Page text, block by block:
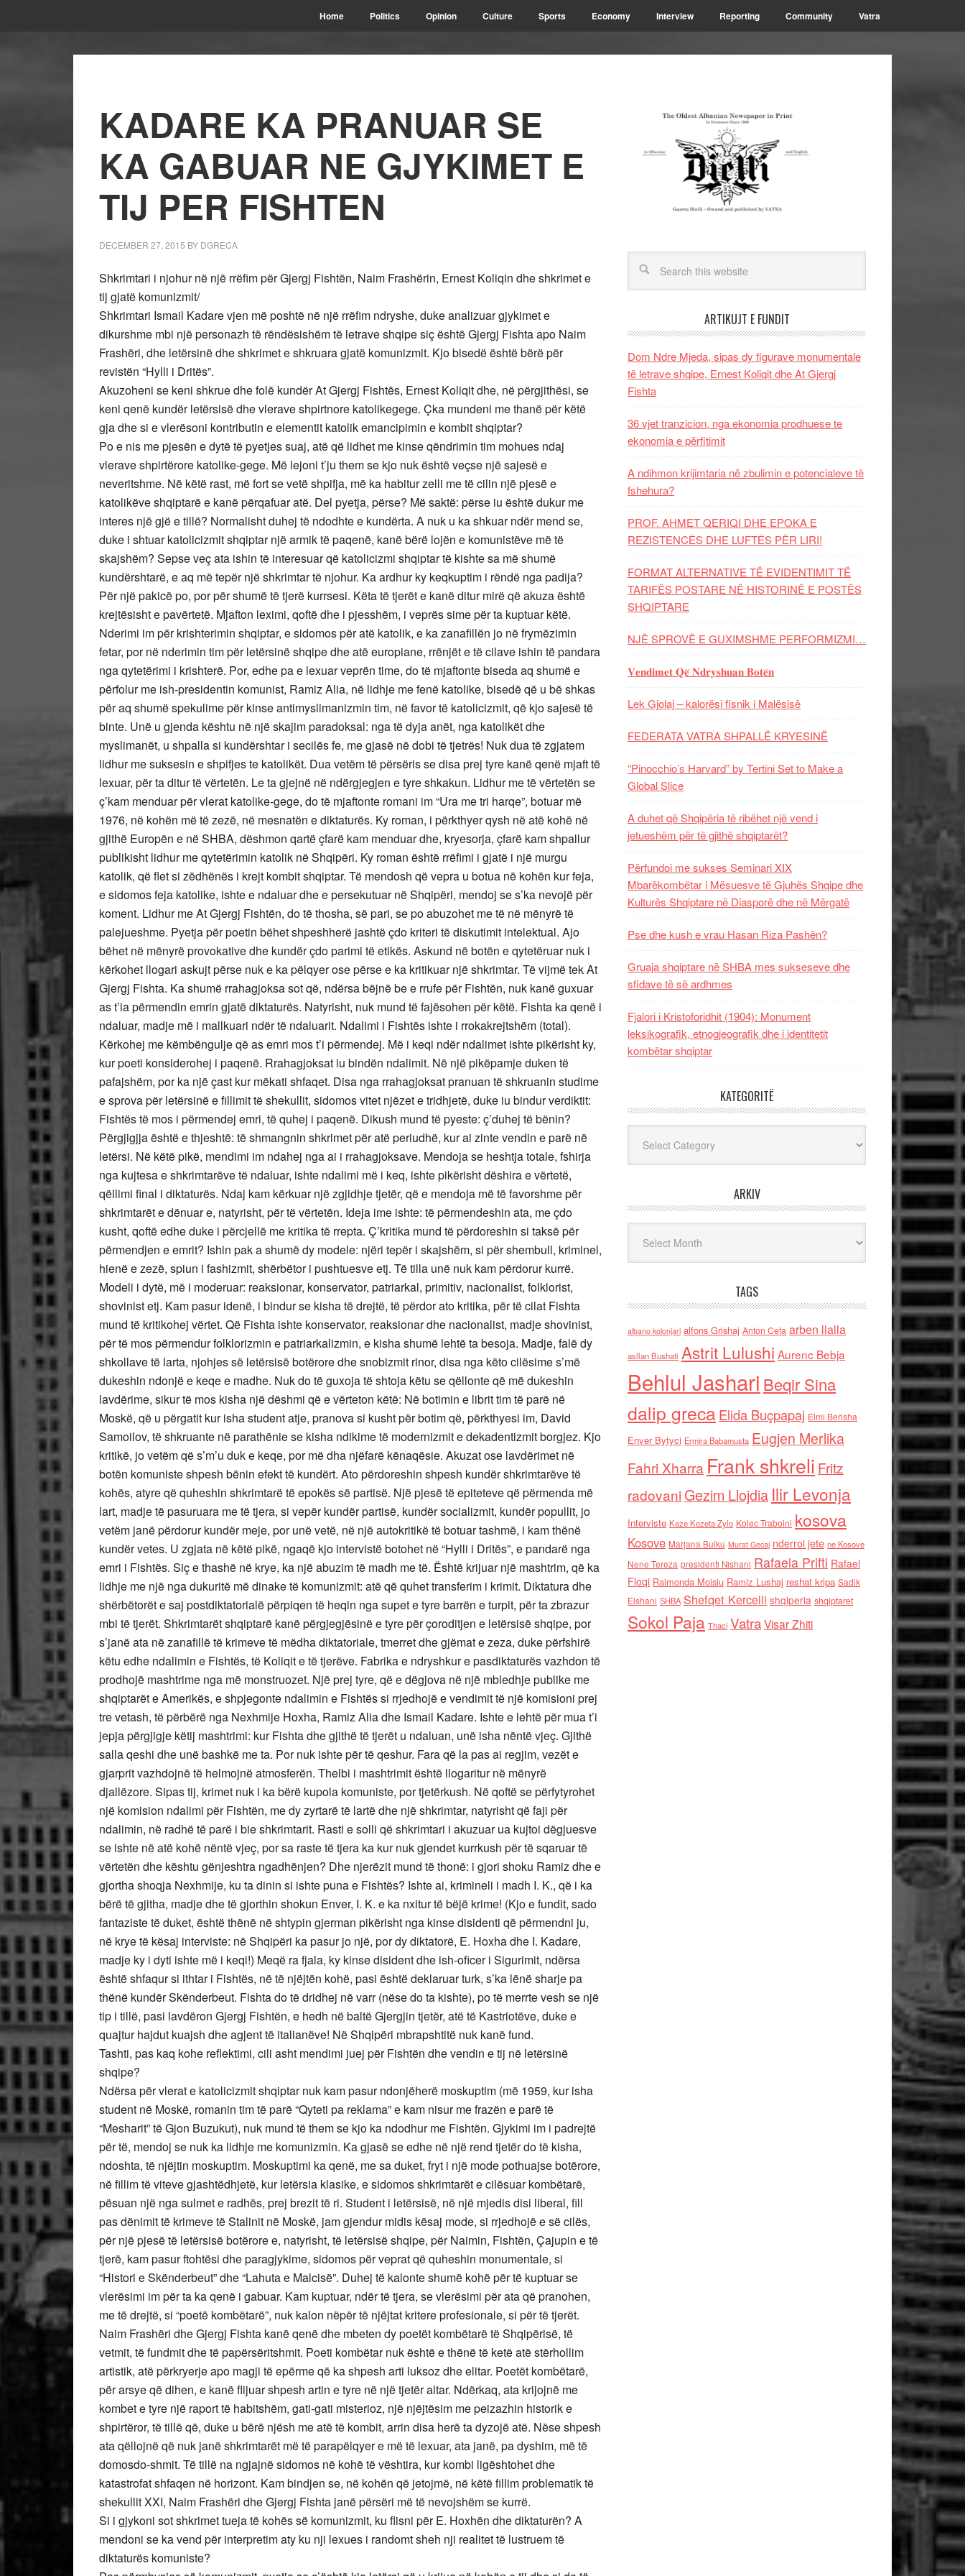
Home Politics Opinion Culture Sports Economy Interview Reporting Community Vatra
KADARE KA PRANUAR SE
KA GABUAR NE GJYKIMET E
TIJ PER FISHTEN
DECEMBER 27, 2015 BY DGRECA
Shkrimtari i njohur në një rrëfim për Gjergj Fishtën, Naim Frashërin, Ernest Koliqin dhe shkrimet e
tij gjatë komunizmit/
Shkrimtari Ismail Kadare vjen më poshtë në një rrëfim ndryshe, duke analizuar gjykimet e
dikurshme mbi një personazh të rëndësishëm të letrave shqipe siç është Gjergj Fishta apo Naim
Frashëri, dhe letërsinë dhe shkrimet e shkruara gjatë komunizmit. Kjo bisedë është bërë për
revistën “Hylli i Dritës”.
Akuzoheni se keni shkrue dhe folë kundër At Gjergj Fishtës, Ernest Koliqit dhe, në përgjithësi, se
keni qenë kundër letërsisë dhe vlerave shpirtnore katolikegege. Çka mundeni me thanë për këtë
gja dhe si e vlerësoni kontributin e elementit katolik emancipimin e kombit shqiptar?
Po e nis me pjesën e dytë të pyetjes suaj, atë që lidhet me kinse qëndrimin tim mohues ndaj
vlerave shpirtërore katolike-gege. Më lejoni t’ju them se kjo nuk është veçse një sajesë e
neveritshme. Në këtë rast, më fort se vetë shpifja, më ka habitur zelli me të cilin një pjesë e
katolikëve shqiptarë e kanë përqafuar atë. Del pyetja, përse? Më saktë: përse iu është dukur me
interes një gjë e tillë? Normalisht duhej të ndodhte e kundërta. A nuk u ka shkuar ndër mend se,
duke i shtuar katolicizmit shqiptar një armik të paqenë, kanë bërë lojën e komunistëve më të
skajshëm? Sepse veç ata ishin të interesuar që katolicizmi shqiptar të kishte sa më shumë
kundërshtarë, e aq më tepër një shkrimtar të njohur. Ka ardhur ky keqkuptim i rëndë nga padija?
Për një pakicë po, por për shumë të tjerë kurrsesi. Këta të tjerët e kanë ditur mirë që akuza është
krejtësisht e pavërtetë. Mjafton leximi, qoftë dhe i pjesshëm, i veprës sime për ta kuptuar këtë.
Nderimi im për krishterimin shqiptar, e sidomos për atë katolik, e ka zanafillën jo në frymëzimin
fetar, por në nderimin tim për letërsinë shqipe dhe atë europiane, rrënjët e të cilave ishin të pandara
nga qytetërimi i krishterë. Por, edhe pa e lexuar veprën time, do të mjaftonte biseda aq shumë e
përfolur me ish-presidentin komunist, Ramiz Alia, në lidhje me fenë katolike, bisedë që u bë shkas
për aq shumë spekulime për kinse antimyslimanizmin tim, në favor të katolicizmit, që kjo sajesë të
binte. Unë u gjenda kështu në një skajim paradoksal: nga të dyja anët, nga katolikët dhe
myslimanët, u shpalla si kundërshtar i secilës fe, me gjasë në dobi të tjetrës! Nuk dua të zgjatem
lidhur me suksesin e shpifjes te katolikët. Dua vetëm të përsëris se disa prej tyre kanë qenë mjaft të
lexuar, për ta ditur të vërtetën. Le ta gjejnë në ndërgjegjen e tyre shkakun. Lidhur me të vërtetën se
ç’kam menduar për vlerat katolike-gege, do të mjaftonte romani im “Ura me tri harqe”, botuar më
1976, në kohën më të zezë, në mesnatën e diktaturës. Ky roman, i përkthyer qysh në atë kohë në
gjithë Europën e në SHBA, dëshmon qartë çfarë kam menduar dhe, kryesorja, çfarë kam shpallur
publikisht lidhur me qytetërimin katolik në Shqipëri. Ky roman është rrëfimi i gjatë i një murgu
katolik, që flet si zëdhënës i krejt kombit shqiptar. Të mendosh që vepra u botua në kohën kur feja,
e sidomos feja katolike, ishte e ndaluar dhe e persekutuar në Shqipëri, mendoj se s’ka nevojë për
koment. Lidhur me At Gjergj Fishtën, do të thosha, së pari, se po abuzohet me të në mënyrë të
palejueshme. Pyetja për poetin bëhet shpeshherë jashtë çdo kriteri të diskutimit intelektual. Ajo
bëhet në mënyrë provokative dhe kundër çdo parimi të etikës. Askund në botën e qytetëruar nuk i
kërkohet llogari askujt përse nuk e ka pëlqyer ose përse e ka kritikuar një shkrimtar. Të vijmë tek At
Gjergj Fishta. Ka shumë rrahagjoksa sot që, ndërsa bëjnë be e rrufe për Fishtën, nuk kanë guxuar
as t’ia përmendin emrin gjatë diktaturës. Natyrisht, nuk mund të fajësohen për këtë. Fishta ka qenë i
ndaluar, madje më i mallkuari ndër të ndaluarit. Ndalimi i Fishtës ishte i rrokakrejtshëm (total).
Kërkohej me këmbëngulje që as emri mos t’i përmendej. Më i keqi ndër ndalimet ishte pikërisht ky,
kur poeti konsiderohej i paqenë. Rrahagjoksat iu bindën ndalimit. Në një pikëpamje duken të
pafajshëm, por ka një çast kur mëkati shfaqet. Disa nga rrahagjoksat pranuan të shkruanin studime
e sprova për letërsinë e fillimit të shekullit, sidomos vitet njëzet e tridhjetë, duke iu bindur verdiktit:
Fishtës të mos i përmendej emri, të quhej i paqenë. Dikush mund të pyeste: ç’duhej të bënin?
Përgjigjja është e thjeshtë: të shmangnin shkrimet për atë periudhë, kur ai zinte vendin e parë në
letërsi. Në këtë pikë, mendimi im ndahej nga ai i rrahagjoksave. Mendoja se heshtja totale, fshirja
nga kujtesa e shkrimtarëve të ndaluar, ishte ndalimi më i keq, ishte pikërisht dëshira e vërtetë,
qëllimi final i diktaturës. Ndaj kam kërkuar një zgjidhje tjetër, që e mendoja më të favorshme për
shkrimtarët e dënuar e, natyrisht, për të vërtetën. Ideja ime ishte: të përmendeshin ata, me çdo
kusht, qoftë edhe duke i përcjellë me kritika të rrepta. Ç’kritika mund të përdoreshin si taksë për
përmendjen e emrit? Ishin pak a shumë dy modele: njëri tepër i skajshëm, si për shembull, kriminel,
hienë e zezë, spiun i fashizmit, shërbëtor i pushtuesve etj. Të tilla unë nuk kam përdorur kurrë.
Modeli i dytë, më i moderuar: reaksionar, konservator, patriarkal, primitiv, nacionalist, folklorist,
shovinist etj. Kam pasur idenë, i bindur se kisha të drejtë, të përdor ato kritika, për të cilat Fishta
mund të kritikohej vërtet. Që Fishta ishte konservator, reaksionar dhe nacionalist, madje shovinist,
për të mos përmendur folklorizmin e patriarkalizmin, e kisha shumë lehtë ta besoja. Madje, falë dy
shkollave të larta, njohjes së letërsisë botërore dhe snobizmit rinor, disa nga këto cilësime s’më
dukeshin ndonjë e keqe e madhe. Nuk do të guxoja të shtoja këtu se qëllonte që më dukeshin
lavdërime, sikur të mos kisha një dëshmi që e vërteton këtë: Në botimin e librit tim të parë në
Moskë, që u përgatit kur isha student atje, pranova si kusht për botim që, përkthyesi im, David
Samoilov, të shkruante në parathënie se kisha ndikime të modernizmit e dekadentizmit borgjez. Kjo
kritikë, jo vetëm që s’m’u duk e keqe, por më dha njëfarë kënaqësie. Akuzat ose lavdërimet në
botën komuniste shpesh bënin efekt të kundërt. Ato përdoreshin shpesh kundër shkrimtarëve të
kohës, atyre që quheshin shkrimtarë të epokës së partisë. Një pjesë të epiteteve që përmenda më
lart, madje të pasuruara me të tjera, si vepër kundër partisë, kundër socializmit, kundër popullit, jo
vetëm janë përdorur kundër meje, por unë vetë, në një autokritikë të botuar tashmë, i kam thënë
kundër vetes. U zgjata në këtë pikë, ngaqë kjo intervistë botohet në “Hylli i Dritës”, e pandarë nga
emri i Fishtës. Siç e thashë në krye, ka një abuzim të madh me të. Është krijuar një mashtrim, që ka
lidhje me një nga dukuritë më dinake të komunizmit: atë që quhet transferim i krimit. Diktatura dhe
shërbëtorët e saj postdiktatorialë përpiqen të heqin nga supet e tyre barrën e turpit, për ta zbrazur
mbi të tjerët. Shkrimtarët shqiptarë kanë përgjegjësinë e tyre për çoroditjen e letërsisë shqipe, por
s’janë ata në zanafillë të krimeve të mëdha diktatoriale, tmerret dhe gjëmat e zeza, duke përfshirë
këtu edhe ndalimin e Fishtës, të Koliqit e të tjerëve. Fabrika e ndryshkur e pasdiktaturës vazhdon të
prodhojë mashtrime nga më monstruozet. Një prej tyre, që e dëgjova në një mbledhje publike me
shqiptarët e Amerikës, e shpjegonte ndalimin e Fishtës si rrjedhojë e vendimit të një komisioni prej
tre vetash, të përbërë nga Nexhmije Hoxha, Ramiz Alia dhe Ismail Kadare. Ishte e lehtë për mua t’i
jepja përgjigje këtij mashtrimi: kur Fishta dhe gjithë të tjerët u ndaluan, unë isha nëntë vjeç. Gjithë
salla qeshi dhe unë bashkë me ta. Por nuk ishte për të qeshur. Fara që la pas ai regjim, vezët e
gjarprit vazhdojnë të helmojnë atmosferën. Thelbi i mashtrimit është llogaritur në mënyrë
djallëzore. Sipas tij, krimet nuk i ka bërë kupola komuniste, por tjetërkush. Në qoftë se përfytyrohet
një komision ndalimi për Fishtën, me dy zyrtarë të lartë dhe një shkrimtar, natyrisht që faji për
ndalimin, në radhë të parë i bie shkrimtarit. Rasti e solli që shkrimtari i akuzuar ua kujtoi dëgjuesve
se ishte në atë kohë nëntë vjeç, por sa raste të tjera ka kur nuk gjendet kurrkush për të sqaruar të
vërtetën dhe kështu gënjeshtra ngadhënjen? Dhe njerëzit mund të thonë: i gjori shoku Ramiz dhe e
gjortha shoqja Nexhmije, ku ta dinin si ishte puna e Fishtës? Ishte ai, krimineli i madh I. K., që i ka
bërë të gjitha, madje dhe të gjorthin shokun Enver, I. K. e ka nxitur të bëjë krime! (Kjo e fundit, sado
fantaziste të duket, është thënë në shtypin gjerman pikërisht nga kinse disidenti që përmendni ju,
në krye të kësaj interviste: në Shqipëri ka pasur jo një, por dy diktatorë, E. Hoxha dhe I. Kadare,
madje ky i dyti ishte më i keqi!) Meqë ra fjala, ky kinse disident dhe ish-oficer i Sigurimit, ndërsa
është shfaqur si ithtar i Fishtës, në të njëjtën kohë, pasi është deklaruar turk, s’ka lënë sharje pa
thënë kundër Skënderbeut. Fishta do të dridhej në varr (nëse do ta kishte), po të merrte vesh se një
tip i tillë, pasi lavdëron Gjergj Fishtën, e hedh në baltë Gjergjin tjetër, atë të Kastriotëve, duke e
quajtur hajdut kuajsh dhe agjent të italianëve! Në Shqipëri mbrapshtitë nuk kanë fund.
Tashti, pas kaq kohe reflektimi, cili asht mendimi juej për Fishtën dhe vendin e tij në letërsinë
shqipe?
Ndërsa për vlerat e katolicizmit shqiptar nuk kam pasur ndonjëherë moskuptim (më 1959, kur isha
student në Moskë, romanin tim të parë “Qyteti pa reklama” e kam nisur me frazën e parë të
“Mesharit” të Gjon Buzukut), nuk mund të them se kjo ka ndodhur me Fishtën. Gjykimi im i padrejtë
për të, mendoj se nuk ka lidhje me komunizmin. Ka gjasë se edhe në një rend tjetër do të kisha,
ndoshta, të njëjtin moskuptim. Moskuptimi ka qenë, me sa duket, fryt i një mode pothuajse botërore,
në fillim të viteve gjashtëdhjetë, kur letërsia klasike, e sidomos shkrimtarët e cilësuar kombëtarë,
pësuan një nga sulmet e radhës, prej brezit të ri. Student i letërsisë, në një mjedis disi liberal, fill
pas dënimit të krimeve të Stalinit në Moskë, jam gjendur midis kësaj mode, si rrjedhojë e së cilës,
për një pjesë të letërsisë botërore e, natyrisht, të letërsisë shqipe, për Naimin, Fishtën, Çajupin e të
tjerë, kam pasur ftohtësi dhe paragjykime, sidomos për veprat që quheshin monumentale, si
“Histori e Skënderbeut” dhe “Lahuta e Malcisë”. Duhej të kalonte shumë kohë për të kuptuar se
vlerësimi im për ta ka qenë i gabuar. Kam kuptuar, ndër të tjera, se vlerësimi për ata që pranohen,
me të drejtë, si “poetë kombëtarë”, nuk kalon nëpër të njëjtat kritere profesionale, si për të tjerët.
Naim Frashëri dhe Gjergj Fishta kanë qenë dhe mbeten dy poetët kombëtarë të Shqipërisë, të
vetmit, të fundmit dhe të papërsëritshmit. Poeti kombëtar nuk është e thënë të ketë atë stërhollim
artistik, atë përkryerje apo magji të epërme që ka shpesh arti luksoz dhe elitar. Poetët kombëtarë,
për arsye që dihen, e kanë flijuar shpesh artin e tyre në një tjetër altar. Ndërkaq, ata krijojnë me
kombet e tyre një raport të habitshëm, gati-gati misterioz, një njëjtësim me peizazhin historik e
shpirtëror, të tillë që, duke u bërë njësh me atë të kombit, arrin disa herë ta dyzojë atë. Nëse shpesh
ata qëllojnë që nuk janë shkrimtarët më të parapëlqyer e më të lexuar, ata janë, pa dyshim, më të
domosdo-shmit. Të tillë na ngjajnë sidomos në kohë të vështira, kur kombi ligështohet dhe
katastrofat shfaqen në horizont. Kam bindjen se, në kohën që jetojmë, në këtë fillim problematik të
shekullit XXI, Naim Frashëri dhe Gjergj Fishta janë përsëri më të nevojshëm se kurrë.
Si i gjykoni sot shkrimet tueja të kohës së komunizmit, ku flisni për E. Hoxhën dhe diktaturën? A
mendoni se ka vend për interpretim aty ku nji lexues i randomt sheh nji realitet të lustruem të
diktaturës komuniste?
ARTIKUJT E FUNDIT
Dom Ndre Mjeda, sipas dy figurave monumentale
të letrave shqipe, Ernest Koliqit dhe At Gjergj
Fishta
36 vjet tranzicion, nga ekonomia prodhuese te
ekonomia e përfitimit
A ndihmon krijimtaria në zbulimin e potencialeve të
fshehura?
PROF. AHMET QERIQI DHE EPOKA E
REZISTENCЁS DHE LUFTЁS PЁR LIRI!
FORMAT ALTERNATIVE TË EVIDENTIMIT TË
TARIFËS POSTARE NË HISTORINË E POSTËS
SHQIPTARE
NJË SPROVË E GUXIMSHME PERFORMIZMI…
𝐕𝐞𝐧𝐝𝐢𝐦𝐞𝐭 𝐐𝐞̈ 𝐍𝐝𝐫𝐲𝐬𝐡𝐮𝐚𝐧 𝐁𝐨𝐭𝐞̈𝐧
Lek Gjolaj – kalorësi fisnik i Malësisë
FEDERATA VATRA SHPALLË KRYESINË
“Pinocchio’s Harvard” by Tertini Set to Make a
Global Slice
A duhet që Shqipëria të ribëhet një vend i
jetueshëm për të gjithë shqiptarët?
Përfundoi me sukses Seminari XIX
Mbarëkombëtar i Mësuesve të Gjuhës Shqipe dhe
Kulturës Shqiptare në Diasporë dhe në Mërgatë
Pse dhe kush e vrau Hasan Riza Pashën?
Gruaja shqiptare në SHBA mes sukseseve dhe
sfidave të së ardhmes
Fjalori i Kristoforidhit (1904): Monument
leksikografik, etnogjeografik dhe i identitetit
kombëtar shqiptar
KATEGORITË
ARKIV
TAGS
albano kolonjari alfons Grishaj Anton Cefa arben llalla
asllan Bushati Astrit Lulushi Aurenc Bebja
Behlul Jashari Beqir Sina
dalip grecaElida Buçpapaj Elmi Berisha
Enver Bytyci Ermira Babamusta Eugjen Merlika
Fahri Xharra Frank shkreli Fritz
radovaniGezim Llojdia Ilir Levonja
Interviste Keze Kozeta Zylo Kolec Traboini kosova
Kosove Marjana Bulku Murat Gecaj nderroi jete ne Kosove
Nene Tereza presidenti Nishani Rafaela Prifti Rafael
Floqi Raimonda Moisiu Ramiz Lushaj reshat kripa Sadik
Elshani SHBA Shefqet Kercelli shqiperia shqiptaret
Sokol Paja Thaci VatraVisar Zhiti